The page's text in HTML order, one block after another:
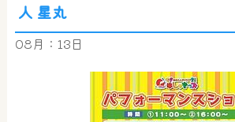
人 星丸
08月：13日
ご質問をお伺いします。